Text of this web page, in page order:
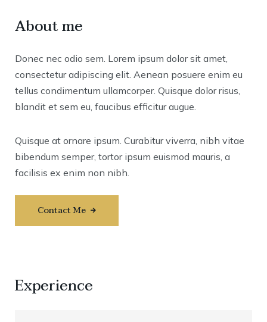
About me
Donec nec odio sem. Lorem ipsum dolor sit amet,
consectetur adipiscing elit. Aenean posuere enim eu
tellus condimentum ullamcorper. Quisque dolor risus,
blandit et sem eu, faucibus efficitur augue.
Quisque at ornare ipsum. Curabitur viverra, nibh vitae
bibendum semper, tortor ipsum euismod mauris, a
facilisis ex enim non nibh.
Contact Me
Experience